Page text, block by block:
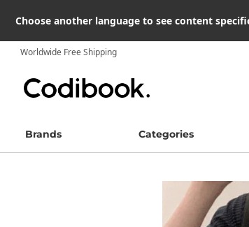
Choose another language to see content
Worldwide Free Shipping
Brands Categories